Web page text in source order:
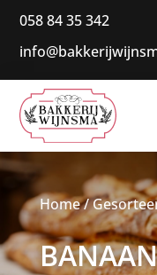
058 84 35 342
|
Home/